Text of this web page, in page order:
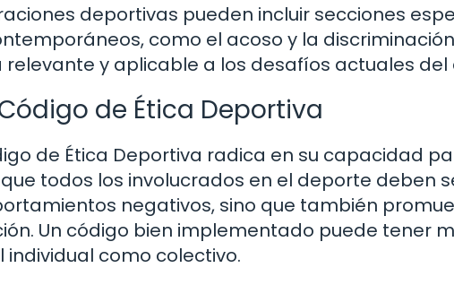
deportivas pueden incluir secciones
como el acoso y la
y aplicable a los desafíos actuales del
de Ética Deportiva
de Ética Deportiva radica en su capacidad
todos los involucrados en el deporte deben
negativos, sino que también
Un código bien implementado puede tener
individual como colectivo.